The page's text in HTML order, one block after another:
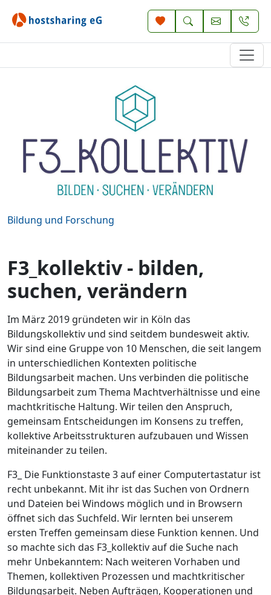
Bildung und Forschung
F3_kollektiv - bilden,
suchen, verändern
Im März 2019 gründeten wir in Köln das
Bildungskollektiv und sind seitdem bundesweit aktiv.
Wir sind eine Gruppe von 10 Menschen, die seit langem
in unterschiedlichen Kontexten politische
Bildungsarbeit machen. Uns verbinden die politische
Bildungsarbeit zum Thema Machtverhältnisse und eine
machtkritische Haltung. Wir teilen den Anspruch,
gemeinsam Entscheidungen im Konsens zu treffen,
kollektive Arbeitsstrukturen aufzubauen und Wissen
miteinander zu teilen.
F3_ Die Funktionstaste 3 auf einer Computertastatur ist
recht unbekannt. Mit ihr ist das Suchen von Ordnern
und Dateien bei Windows möglich und in Browsern
öffnet sich das Suchfeld. Wir lernten bei unserem
ersten Treffen gemeinsam diese Funktion kennen. Und
so machte sich das F3_kollektiv auf die Suche nach
mehr Unbekanntem: Nach weiteren Vorhaben und
Themen, kollektiven Prozessen und machtkritischer
Bildungsarbeit. Neben Aufträgen, Kooperationen und